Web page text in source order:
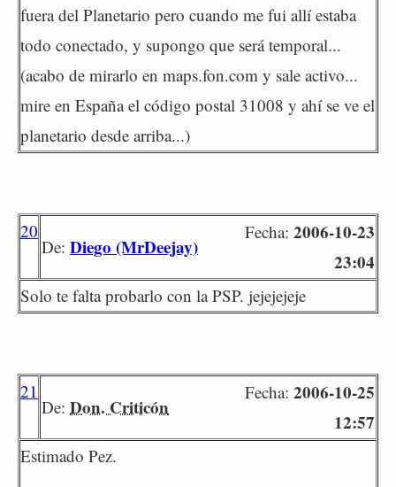
fuera del Planetario pero cuando me fui allí estaba
todo conectado, y supongo que será temporal...
(acabo de mirarlo en maps.fon.com y sale activo...
mire en España el código postal 31008 y ahí se ve el
planetario desde arriba...)
20
De: Diego (MrDeejay)
Fecha: 2006-10-23
23:04
Solo te falta probarlo con la PSP. jejejejeje
21
De: Don. Criticón
Fecha: 2006-10-25
12:57
Estimado Pez.